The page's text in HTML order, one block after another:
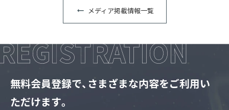
メディア掲載情報一覧
無料会員登録で、さまざまな内容をご利用い
ただけます。